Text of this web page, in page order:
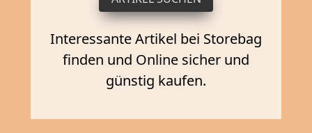
Interessante Artikel bei Storebag
finden und Online sicher und
günstig kaufen.